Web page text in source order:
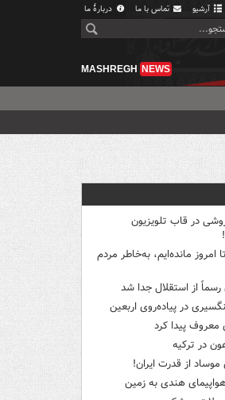
آرشیو تماس با ما دربارهٔ ما
MASHREGH NEWS
در قاب تلویزیون
امروز مانده‌ایم، به‌خاطر مردم
رسماً از استقلال جدا شد
در پیاده‌روی اربعین
پیدا کرد
در ترکیه
از قدرت ایران!
هندی به زمین